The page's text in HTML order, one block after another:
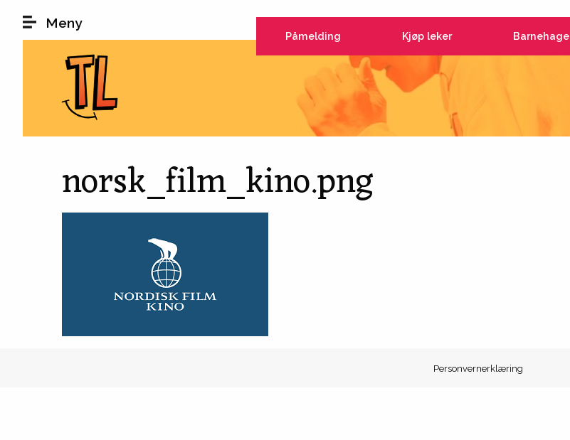
Meny
Påmelding Kjøp leker Barnehage
norsk_film_kino.png
Personvernerklæring